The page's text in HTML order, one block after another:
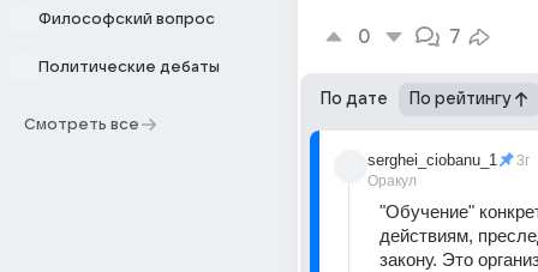
Философский вопрос
Политические дебаты
Смотреть все
0 7
По дате По рейтингу
serghei_ciobanu_1
Оракул
3г
"Обучение"
действиям,
закону. Это